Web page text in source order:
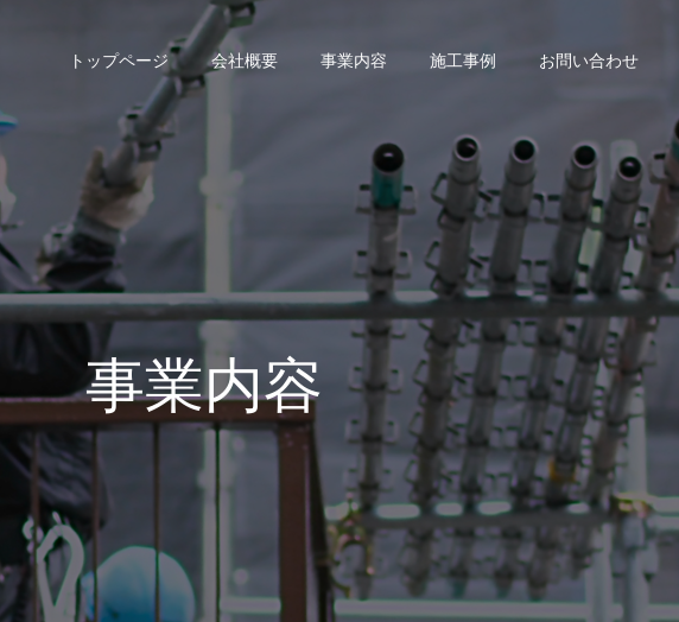
トップページ 会社概要 事業内容 施工事例 お問い合わせ
事業内容